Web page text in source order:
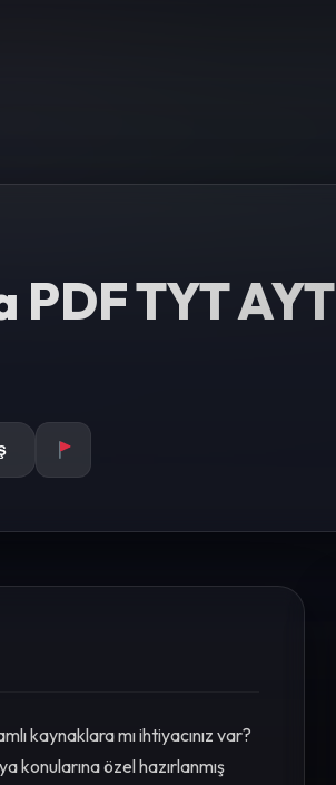
TYT AYT
kaynaklara mı ihtiyacınız var?
konularına özel hazırlanmış